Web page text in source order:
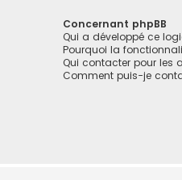
Concernant phpBB
Qui a développé ce
Pourquoi la
Qui contacter pour les
Comment puis-je